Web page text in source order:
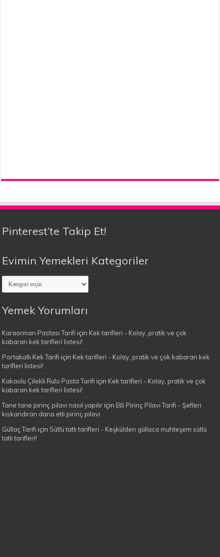
Pinterest’te Takip Et!
Evimin Yemekleri Kategoriler
Evimin
Yemekleri
Kategoriler
Yemek Yorumları
Karaorman Pastası Tarifi için Kek tarifleri - Kolay, pratik ve çok
kabaran kek tarifleri listesi!
Portakallı Kek Tarifi için Kek tarifleri - Kolay, pratik ve çok kabaran kek
tarifleri listesi!
Kakaolu Çilekli Rulo Pasta Tarifi için Kek tarifleri - Kolay, pratik ve çok
kabaran kek tarifleri listesi!
Tane tane pirinç pilavı nasıl yapılır için Etli Pirinç Pilavı Tarifi - Şefleri
kıskandıran dana etli pirinç pilavı
Güllaç Tarifi için Sütlü tatlı tarifleri - Keşkülden güllaca muhteşem sütlü
tatlı tarifleri!